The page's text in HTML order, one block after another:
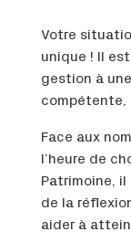
Votre
unique ! Il
gestion à
compétente,
Face aux
l’heure de
Patrimoine,
de la
aider à